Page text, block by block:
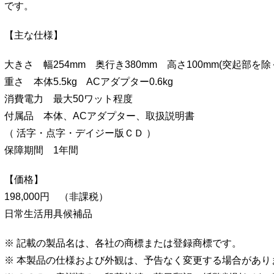
です。
【主な仕様】
大きさ 幅254mm 奥行き380mm 高さ100mm(突起部を除
重さ 本体5.5kg ACアダプター0.6kg
消費電力 最大50ワット程度
付属品 本体、ACアダプター、取扱説明書
（ 活字・点字・デイジー版ＣＤ ）
保障期間 1年間
【価格】
198,000円 （非課税）
日常生活用具候補品
※ 記載の製品名は、各社の商標または登録商標です。
※ 本製品の仕様および外観は、予告なく変更する場合があり